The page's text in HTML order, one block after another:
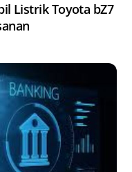
Listrik Toyota bZ7